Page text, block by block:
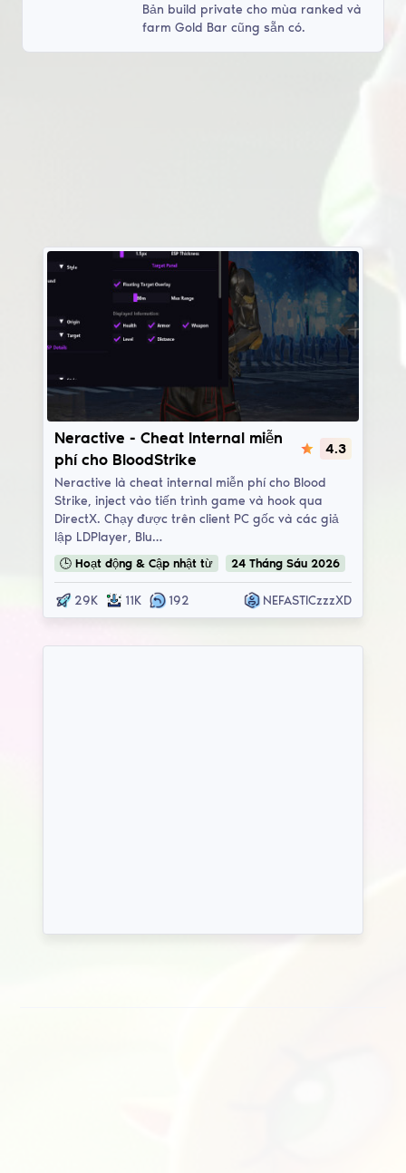
Bản build private cho mùa ranked và
farm Gold Bar cũng sẵn có.
Neractive
Neractive - Cheat Internal miễn
phí cho BloodStrike
4.3
Neractive là cheat internal miễn phí cho Blood
Strike, inject vào tiến trình game và hook qua
DirectX. Chạy được trên client PC gốc và các giả
lập LDPlayer, Blu…
🕒 Hoạt động & Cập nhật từ 24 Tháng Sáu 2026
29K 11K 192 NEFASTICzzzXD